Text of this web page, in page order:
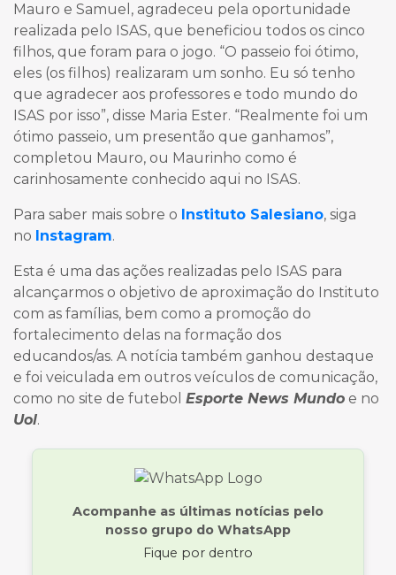
Mauro e Samuel, agradeceu pela oportunidade
realizada pelo ISAS, que beneficiou todos os cinco
filhos, que foram para o jogo. “O passeio foi ótimo,
eles (os filhos) realizaram um sonho. Eu só tenho
que agradecer aos professores e todo mundo do
ISAS por isso”, disse Maria Ester. “Realmente foi um
ótimo passeio, um presentão que ganhamos”,
completou Mauro, ou Maurinho como é
carinhosamente conhecido aqui no ISAS.
Para saber mais sobre o Instituto Salesiano, siga
no Instagram.
Esta é uma das ações realizadas pelo ISAS para
alcançarmos o objetivo de aproximação do Instituto
com as famílias, bem como a promoção do
fortalecimento delas na formação dos
educandos/as. A notícia também ganhou destaque
e foi veiculada em outros veículos de comunicação,
como no site de futebol Esporte News Mundo e no
Uol.
Acompanhe as últimas notícias pelo
nosso grupo do WhatsApp
Fique por dentro